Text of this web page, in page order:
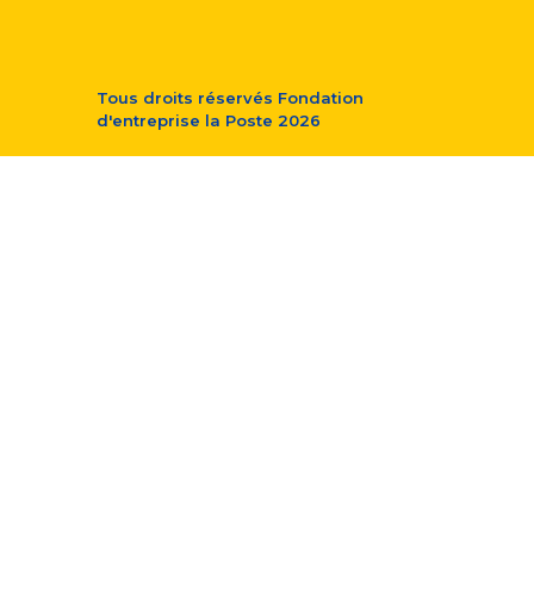
Tous droits réservés Fondation
d'entreprise la Poste 2026